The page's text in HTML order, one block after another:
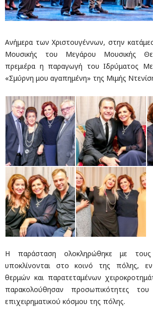
Ανήμερα των Χριστουγέννων, στην
Μουσικής του Μεγάρου Μουσικής
πρεμιέρα η παραγωγή του Ιδρύματος
«Σμύρνη μου αγαπημένη» της Μιμής
Η παράσταση ολοκληρώθηκε με τους
υποκλίνονται στο κοινό της πόλης,
θερμών και παρατεταμένων
παρακολούθησαν προσωπικότητες του
επιχειρηματικού κόσμου της πόλης.